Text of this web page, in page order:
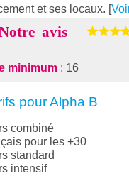
et ses locaux. [
avis
minimum : 16
pour Alpha B
combiné
pour les +30
standard
intensif